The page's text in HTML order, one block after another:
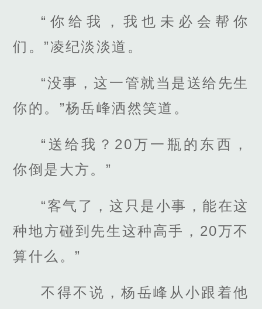
“你给我，我也未必会帮你
们。”凌纪淡淡道。
“没事，这一管就当是送给先生
你的。”杨岳峰洒然笑道。
“送给我？20万一瓶的东西，
你倒是大方。”
“客气了，这只是小事，能在这
种地方碰到先生这种高手，20万不
算什么。”
不得不说，杨岳峰从小跟着他